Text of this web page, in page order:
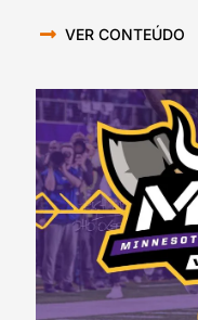
VER CONTEÚDO